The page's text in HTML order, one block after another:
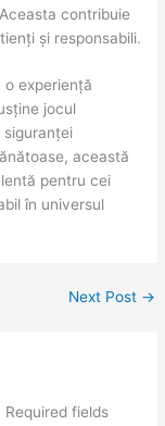
contribuie
și responsabili.
o experiență
jocul
siguranței
această
pentru cei
în universul
Next Post →
Required fields